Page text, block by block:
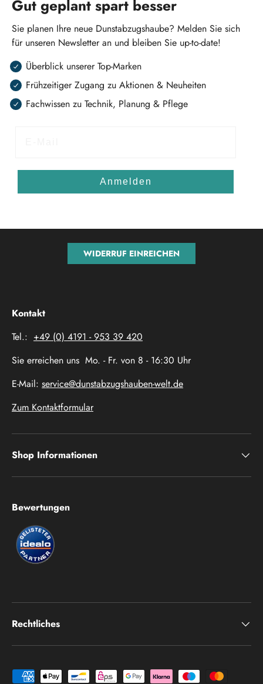
Gut geplant spart besser
Sie planen Ihre neue Dunstabzugshaube? Melden Sie sich
für unseren Newsletter an und bleiben Sie up-to-date!
Überblick unserer Top-Marken
Frühzeitiger Zugang zu Aktionen & Neuheiten
Fachwissen zu Technik, Planung & Pflege
Anmelden
WIDERRUF EINREICHEN
Kontakt
Tel.: +49 (0) 4191 - 953 39 420
Sie erreichen uns Mo. - Fr. von 8 - 16:30 Uhr
E-Mail: service@dunstabzugshauben-welt.de
Zum Kontaktformular
Shop Informationen
Bewertungen
Rechtliches
Zahlungsmethoden